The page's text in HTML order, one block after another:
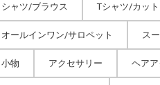
シャツ/ブラウス Tシャツ/カッ
オールインワン/サロペット ス
小物 アクセサリー ヘア